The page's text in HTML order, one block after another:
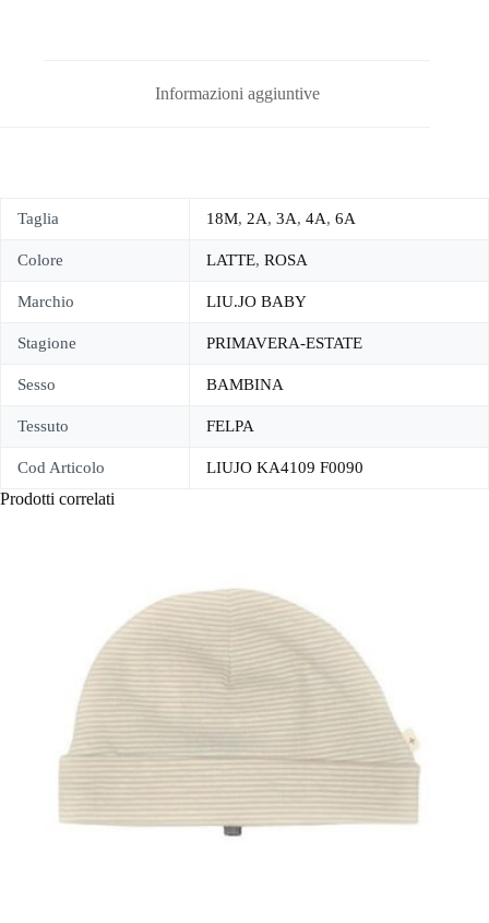
Informazioni aggiuntive
Taglia 18M, 2A, 3A, 4A, 6A
Colore LATTE, ROSA
Marchio LIU.JO BABY
Stagione PRIMAVERA-ESTATE
Sesso BAMBINA
Tessuto FELPA
Cod Articolo LIUJO KA4109 F0090
Prodotti correlati